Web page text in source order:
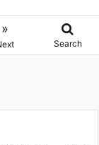
»
Search